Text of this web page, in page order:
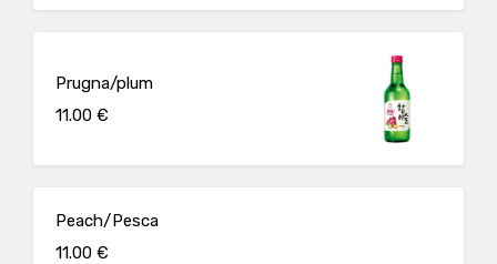
Prugna/plum
11.00 €
Peach/Pesca
11.00 €